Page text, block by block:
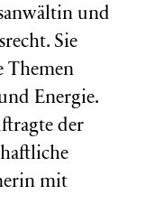
und
Sie
Themen
Energie.
der
mit